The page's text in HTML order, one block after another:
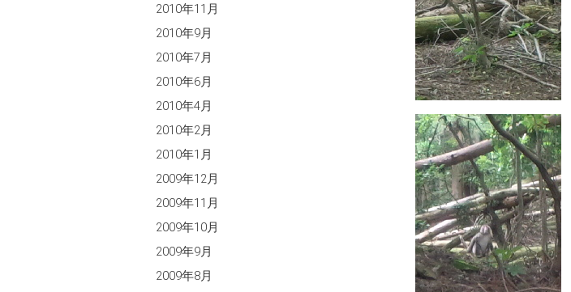
2010年11月
2010年9月
2010年7月
2010年6月
2010年4月
2010年2月
2010年1月
2009年12月
2009年11月
2009年10月
2009年9月
2009年8月